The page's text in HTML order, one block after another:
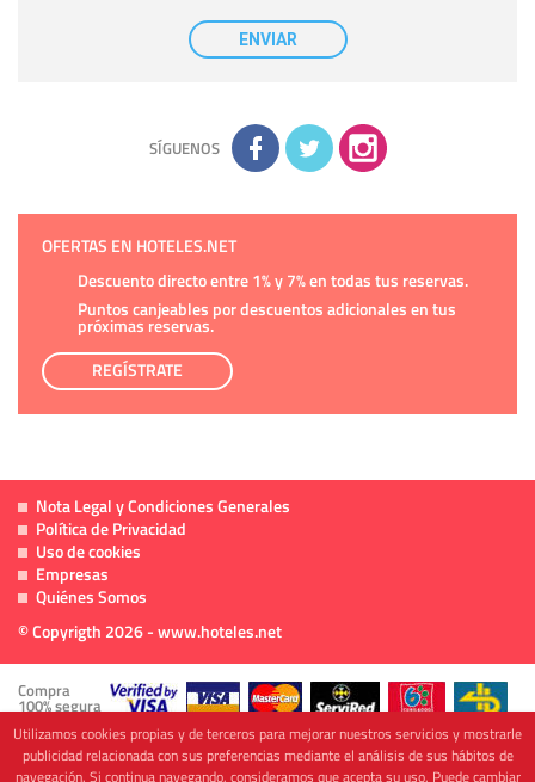
con carácter general, sólo el personal de
nuestra entidad que esté debidamente autorizado podrá
tener conocimiento de la información que le pedimos. No se
comunicarán datos a terceros.
adicional y detallada sobre cómo tratamos sus datos en la
política de privacidad
ENVIAR
SÍGUENOS
OFERTAS EN HOTELES.NET
Descuento directo entre 1% y 7% en todas tus reservas.
Puntos canjeables por descuentos adicionales en tus
próximas reservas.
REGÍSTRATE
Nota Legal y Condiciones Generales
Política de Privacidad
Uso de cookies
Empresas
Quiénes Somos
© Copyrigth 2026 - www.hoteles.net
Compra
100% segura
Utilizamos cookies propias y de terceros para mejorar nuestros servicios y mostrarle
publicidad relacionada con sus preferencias mediante el análisis de sus hábitos de
navegación. Si continua navegando, consideramos que acepta su uso. Puede cambiar